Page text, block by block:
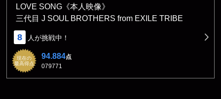
LOVE SONG《本人映像》
三代目 J SOUL BROTHERS from EXILE TRIBE
8 人が挑戦中！
現在の
最高得点
94.884点
079771